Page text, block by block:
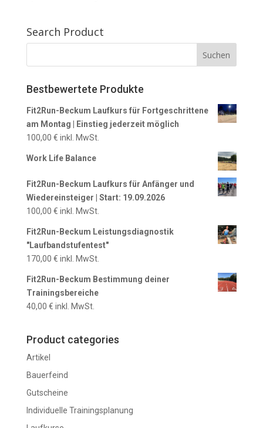
Search Product
Bestbewertete Produkte
Fit2Run-Beckum Laufkurs für Fortgeschrittene
am Montag | Einstieg jederzeit möglich
100,00 € inkl. MwSt.
Work Life Balance
Fit2Run-Beckum Laufkurs für Anfänger und
Wiedereinsteiger | Start: 19.09.2026
100,00 € inkl. MwSt.
Fit2Run-Beckum Leistungsdiagnostik
"Laufbandstufentest"
170,00 € inkl. MwSt.
Fit2Run-Beckum Bestimmung deiner
Trainingsbereiche
40,00 € inkl. MwSt.
Product categories
Artikel
Bauerfeind
Gutscheine
Individuelle Trainingsplanung